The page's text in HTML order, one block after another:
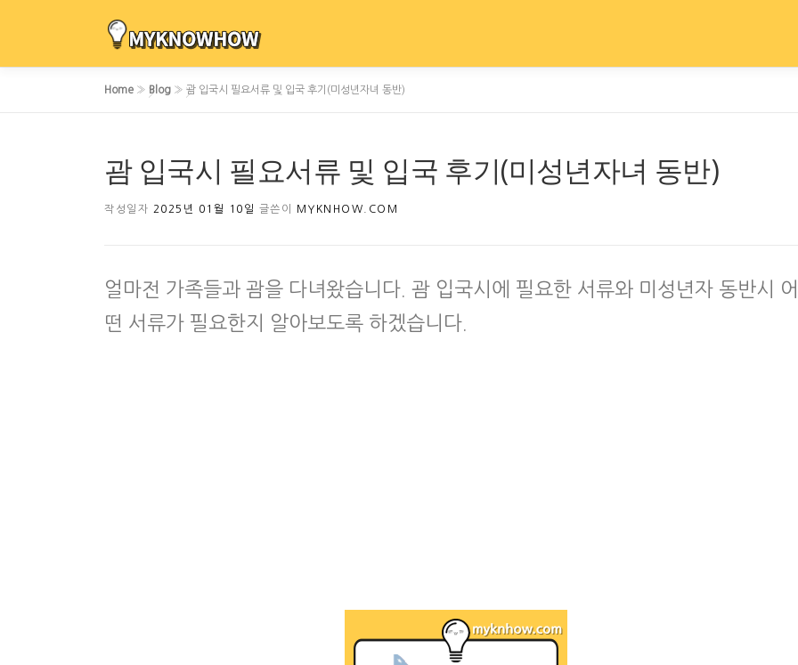
Home » Blog » 괌 입국시 필요서류 및 입국 후기(미성년자녀 동반)
괌 입국시 필요서류 및 입국 후기(미성년자녀 동반)
작성일자 2025년 01월 10일 글쓴이 MYKNHOW.COM
얼마전 가족들과 괌을 다녀왔습니다. 괌 입국시에 필요한 서류와 미성년자 동반시 어
떤 서류가 필요한지 알아보도록 하겠습니다.